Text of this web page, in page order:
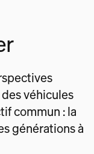
véhicules
commun : la
générations à